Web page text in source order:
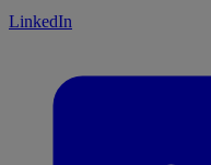
LinkedIn